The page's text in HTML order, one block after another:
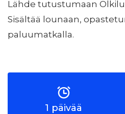
Lähde tutustumaan
Sisältää lounaan,
paluumatkalla.
1 päivää